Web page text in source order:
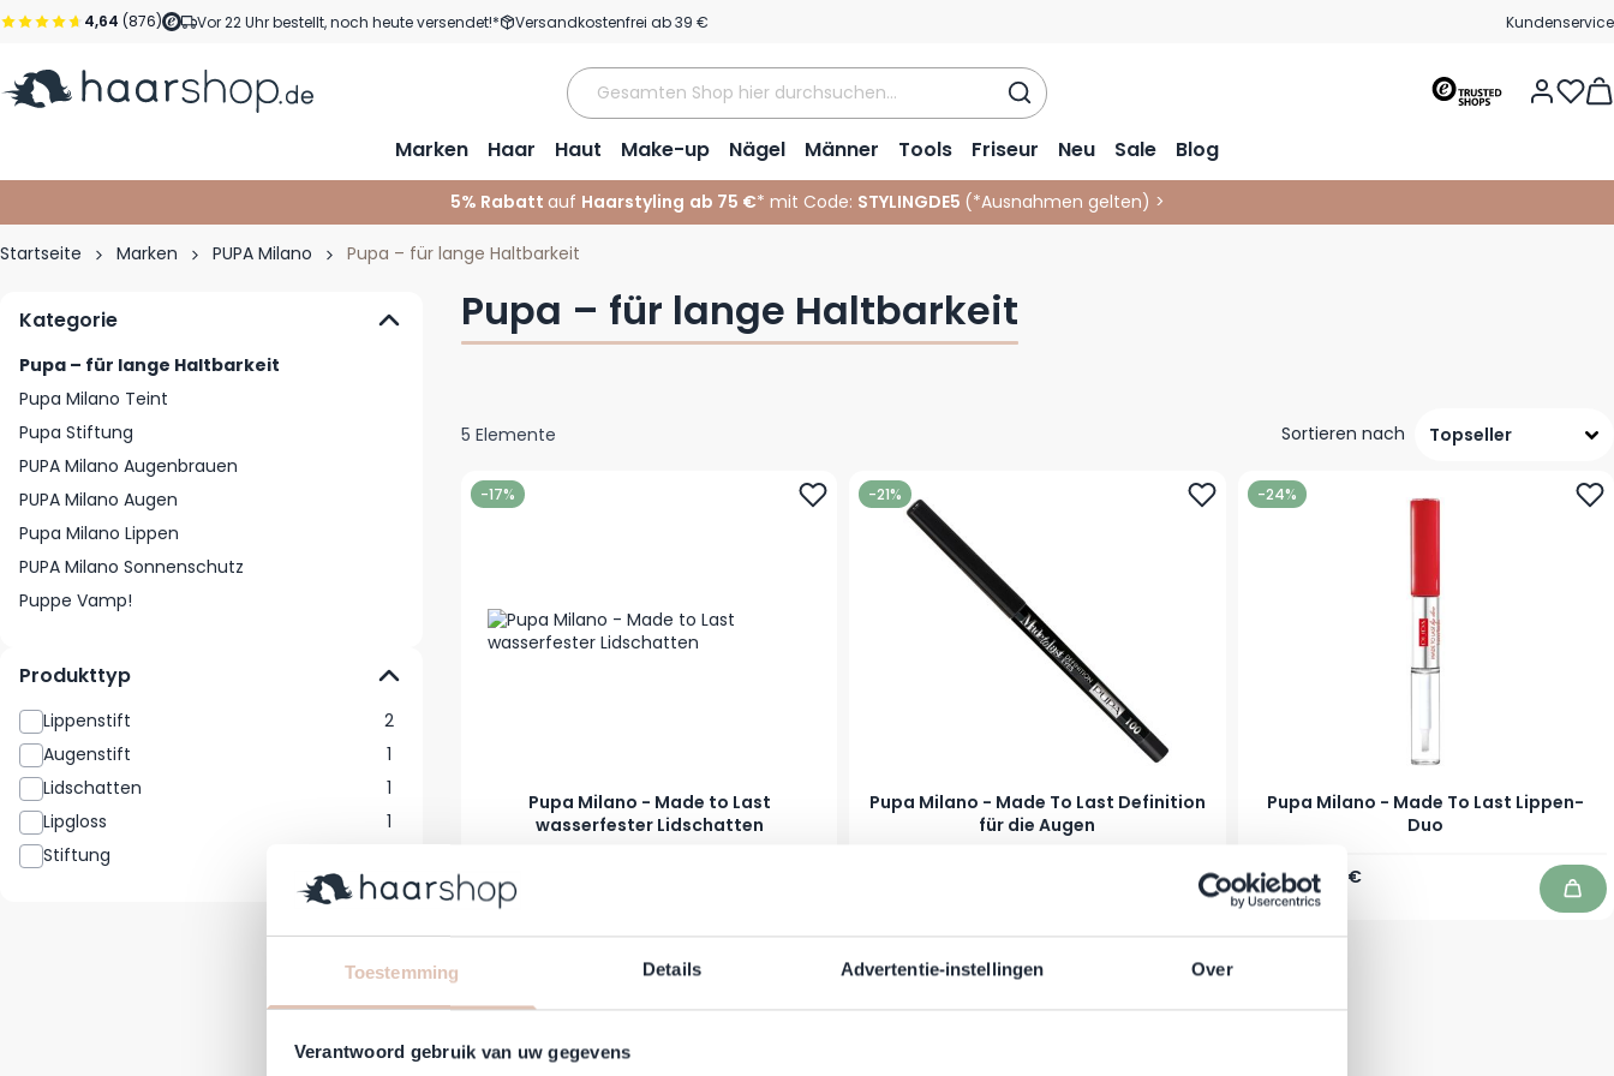
Toestemming Details Advertentie-instellingen Over
Verantwoord gebruik van uw gegevens
Zum Inhalt springen
4,64 (876) Vor 22 Uhr bestellt, noch heute versendet!* Versandkostenfrei ab 39 € Kundenservice
Marken Haar Haut Make-up Nägel Männer Tools Friseur Neu Sale Blog
5% Rabatt auf Haarstyling ab 75 €* mit Code: STYLINGDE5 (*Ausnahmen gelten) >
Startseite Marken PUPA Milano Pupa – für lange Haltbarkeit
Pupa – für lange Haltbarkeit
Kategorie
Pupa – für lange Haltbarkeit
Pupa Milano Teint
Pupa Stiftung
PUPA Milano Augenbrauen
PUPA Milano Augen
Pupa Milano Lippen
PUPA Milano Sonnenschutz
Puppe Vamp!
Produkttyp
Lippenstift
2
Augenstift
1
Lidschatten
1
Lipgloss
1
Stiftung
5 Elemente Sortieren nach
-17%
Pupa Milano - Made to Last
wasserfester Lidschatten
Regulärer Preis
17,50 €
Auf Lager
-21%
Pupa Milano - Made To Last Definition
für die Augen
In den Warenkorb
-24%
Pupa Milano - Made To Last Lippen-
Duo
Ab
14,15 €
Regulärer Preis
18,50 €
Auf Lager In
-17%